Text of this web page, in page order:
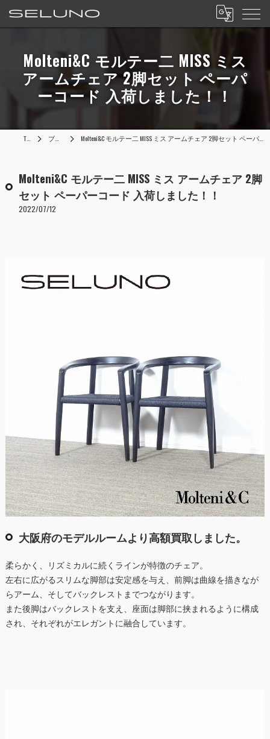
Molteni&C モルテー二 MISS ミス
アームチェア 2脚セット ペーパ
ーコード 入荷しました！！
TOP ブログ Molteni&C モルテー二 MISS ミス アームチェア 2脚セット ペーパーコード 入荷しました！！
Molteni&C モルテー二 MISS ミス アームチェア 2脚
セット ペーパーコード 入荷しました！！
2022/07/12
大阪府のモデルルームより高額買取しました。
柔らかく、リズミカルに続くラインが特徴のチェア。
左右に広がるスリムな脚部は安定感を与え、前脚は曲線を描きなが
らアーム、そしてバックレストまでつながります。
また後脚はバックレストを支え、座面は脚部に挟まれるように構成
され、それぞれがエレガントに融合しています。